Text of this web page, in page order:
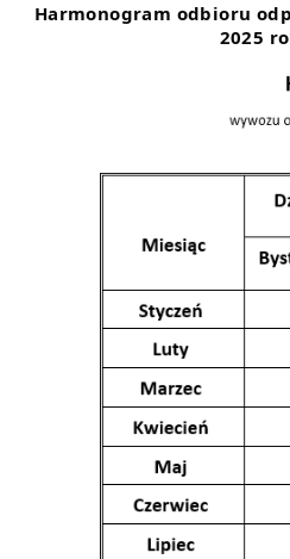
Harmonogram odbioru
2025